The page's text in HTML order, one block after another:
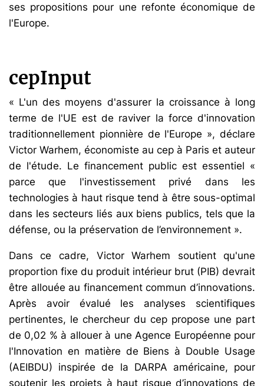
ses propositions pour une refonte économique de
l'Europe.
cepInput
« L'un des moyens d'assurer la croissance à long
terme de l'UE est de raviver la force d'innovation
traditionnellement pionnière de l'Europe », déclare
Victor Warhem, économiste au cep à Paris et auteur
de l'étude. Le financement public est essentiel «
parce que l'investissement privé dans les
technologies à haut risque tend à être sous-optimal
dans les secteurs liés aux biens publics, tels que la
défense, ou la préservation de l’environnement ».
Dans ce cadre, Victor Warhem soutient qu'une
proportion fixe du produit intérieur brut (PIB) devrait
être allouée au financement commun d’innovations.
Après avoir évalué les analyses scientifiques
pertinentes, le chercheur du cep propose une part
de 0,02 % à allouer à une Agence Européenne pour
l'Innovation en matière de Biens à Double Usage
(AEIBDU) inspirée de la DARPA américaine, pour
soutenir les projets à haut risque d’innovations de